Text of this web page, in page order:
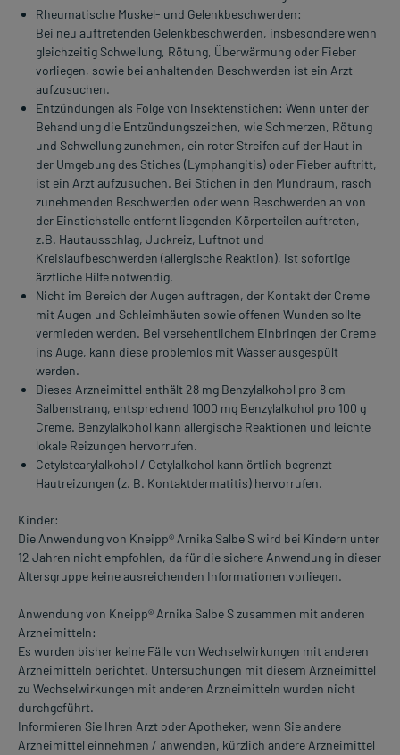
Rheumatische Muskel- und Gelenkbeschwerden:
Bei neu auftretenden Gelenkbeschwerden, insbesondere wenn
gleichzeitig Schwellung, Rötung, Überwärmung oder Fieber
vorliegen, sowie bei anhaltenden Beschwerden ist ein Arzt
aufzusuchen.
Entzündungen als Folge von Insektenstichen: Wenn unter der
Behandlung die Entzündungszeichen, wie Schmerzen, Rötung
und Schwellung zunehmen, ein roter Streifen auf der Haut in
der Umgebung des Stiches (Lymphangitis) oder Fieber auftritt,
ist ein Arzt aufzusuchen. Bei Stichen in den Mundraum, rasch
zunehmenden Beschwerden oder wenn Beschwerden an von
der Einstichstelle entfernt liegenden Körperteilen auftreten,
z.B. Hautausschlag, Juckreiz, Luftnot und
Kreislaufbeschwerden (allergische Reaktion), ist sofortige
ärztliche Hilfe notwendig.
Nicht im Bereich der Augen auftragen, der Kontakt der Creme
mit Augen und Schleimhäuten sowie offenen Wunden sollte
vermieden werden. Bei versehentlichem Einbringen der Creme
ins Auge, kann diese problemlos mit Wasser ausgespült
werden.
Dieses Arzneimittel enthält 28 mg Benzylalkohol pro 8 cm
Salbenstrang, entsprechend 1000 mg Benzylalkohol pro 100 g
Creme. Benzylalkohol kann allergische Reaktionen und leichte
lokale Reizungen hervorrufen.
Cetylstearylalkohol / Cetylalkohol kann örtlich begrenzt
Hautreizungen (z. B. Kontaktdermatitis) hervorrufen.
Kinder:
Die Anwendung von Kneipp® Arnika Salbe S wird bei Kindern unter
12 Jahren nicht empfohlen, da für die sichere Anwendung in dieser
Altersgruppe keine ausreichenden Informationen vorliegen.
Anwendung von Kneipp® Arnika Salbe S zusammen mit anderen
Arzneimitteln:
Es wurden bisher keine Fälle von Wechselwirkungen mit anderen
Arzneimitteln berichtet. Untersuchungen mit diesem Arzneimittel
zu Wechselwirkungen mit anderen Arzneimitteln wurden nicht
durchgeführt.
Informieren Sie Ihren Arzt oder Apotheker, wenn Sie andere
Arzneimittel einnehmen / anwenden, kürzlich andere Arzneimittel